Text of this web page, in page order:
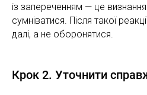
із запереченням — це
сумніватися. Після такої
далі, а не оборонятися.
Крок 2. Уточнити